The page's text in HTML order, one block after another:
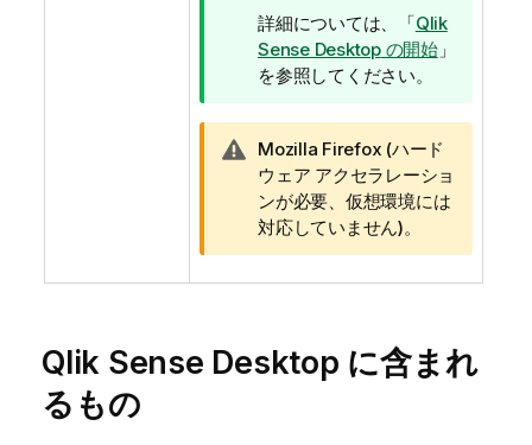
詳細については、「Qlik
Sense Desktopの開始」
を参照してください。
警
告
メ
モ
Mozilla Firefox (ハード
ウェア アクセラレーショ
ンが必要、仮想環境には
対応していません)。
Qlik Sense Desktop に含まれ
るもの